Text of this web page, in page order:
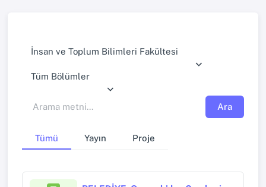
İnsan ve Toplum Bilimleri Fakültesi
Tüm Bölümler
Ara
Tümü Yayın Proje